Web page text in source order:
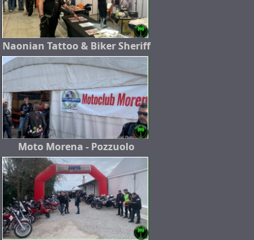
Naonian Tattoo & Biker Sheriff
Moto Morena - Pozzuolo